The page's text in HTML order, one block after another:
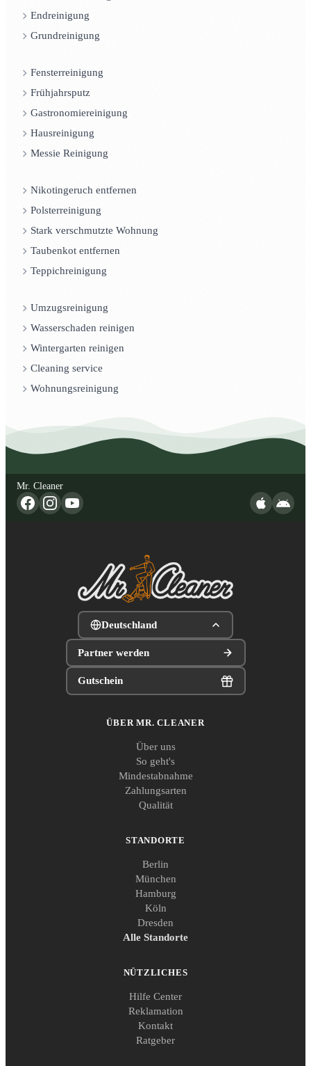
Endreinigung
Grundreinigung
Fensterreinigung
Frühjahrsputz
Gastronomiereinigung
Hausreinigung
Messie Reinigung
Nikotingeruch entfernen
Polsterreinigung
Stark verschmutzte Wohnung
Taubenkot entfernen
Teppichreinigung
Umzugsreinigung
Wasserschaden reinigen
Wintergarten reinigen
Cleaning service
Wohnungsreinigung
Mr. Cleaner
Deutschland
Partner werden
Gutschein
ÜBER MR. CLEANER
Über uns
So geht's
Mindestabnahme
Zahlungsarten
Qualität
STANDORTE
Berlin
München
Hamburg
Köln
Dresden
Alle Standorte
NÜTZLICHES
Hilfe Center
Reklamation
Kontakt
Ratgeber